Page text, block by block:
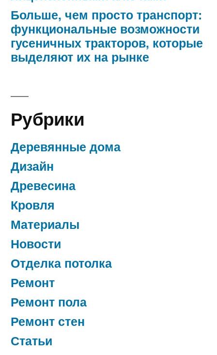
Больше, чем просто транспорт:
функциональные возможности
гусеничных тракторов, которые
выделяют их на рынке
Рубрики
Деревянные дома
Дизайн
Древесина
Кровля
Материалы
Новости
Отделка потолка
Ремонт
Ремонт пола
Ремонт стен
Статьи